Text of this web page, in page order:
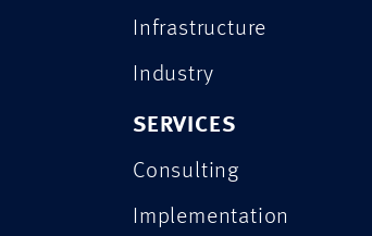
Infrastructure
Industry
SERVICES
Consulting
Implementation